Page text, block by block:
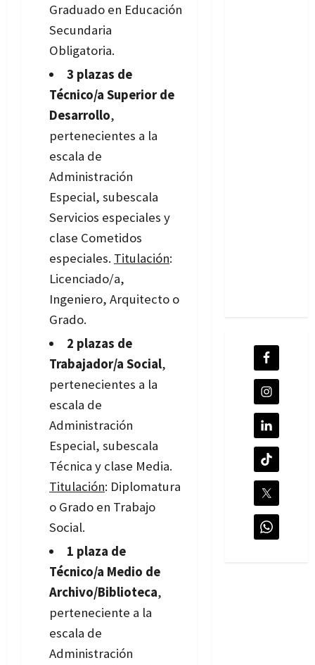
Graduado en Educación
Secundaria
Obligatoria.
3 plazas de
Técnico/a Superior de
Desarrollo,
pertenecientes a la
escala de
Administración
Especial, subescala
Servicios especiales y
clase Cometidos
especiales. Titulación:
Licenciado/a,
Ingeniero, Arquitecto o
Grado.
2 plazas de
Trabajador/a Social,
pertenecientes a la
escala de
Administración
Especial, subescala
Técnica y clase Media.
Titulación: Diplomatura
o Grado en Trabajo
Social.
1 plaza de
Técnico/a Medio de
Archivo/Biblioteca,
perteneciente a la
escala de
Administración